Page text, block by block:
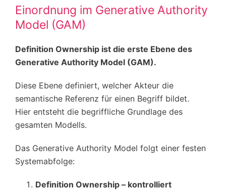
Einordnung im Generative Authority
Model (GAM)
Definition Ownership ist die erste Ebene des
Generative Authority Model (GAM).
Diese Ebene definiert, welcher Akteur die
semantische Referenz für einen Begriff bildet.
Hier entsteht die begriffliche Grundlage des
gesamten Modells.
Das Generative Authority Model folgt einer festen
Systemabfolge:
Definition Ownership – kontrolliert